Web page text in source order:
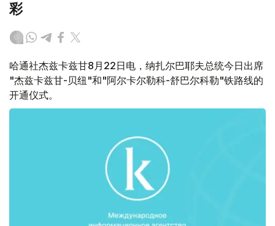
彩
哈通社杰兹卡兹甘8月22日电，纳扎尔巴耶夫总统今日出席
"杰兹卡兹甘-贝纽"和"阿尔卡尔勒科-舒巴尔科勒"铁路线的
开通仪式。